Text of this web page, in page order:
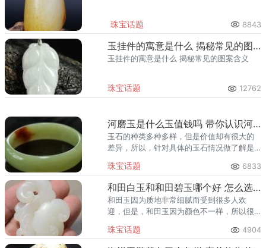
珠宝话题 8843
玉挂件的寓意是什么 揭秘常见的图案含义
玉挂件的寓意是什么 揭秘常见的图案含义
珠宝话题 12762
河磨玉是什么玉值钱吗 带你认识河磨玉
玉石的种类多种多样，但是价值却有很大的
差异，所以，针对具体的玉石情况做了解是
注，那么，河磨玉是什么玉值钱吗？
珠宝话题 6833
和田白玉和和田碧玉哪个好 怎么选择
和田玉因为质地非常细腻而受到很多人欢
迎，但是，和田玉因为颜色不一样，所以很
而烦恼，也因为这样，有的人会问：和田白
玉和和田碧玉哪个好？
珠宝话题 4904